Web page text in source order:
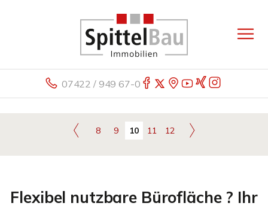
07422 / 949 67-0
8 9 10 11 12
Flexibel nutzbare Bürofläche ? Ihr